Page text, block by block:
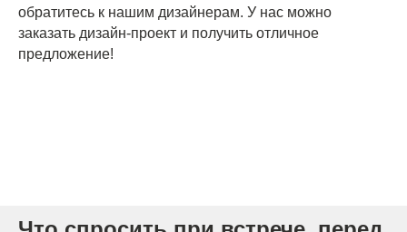
обратитесь к нашим дизайнерам. У нас можно
заказать дизайн-проект и получить отличное
предложение!